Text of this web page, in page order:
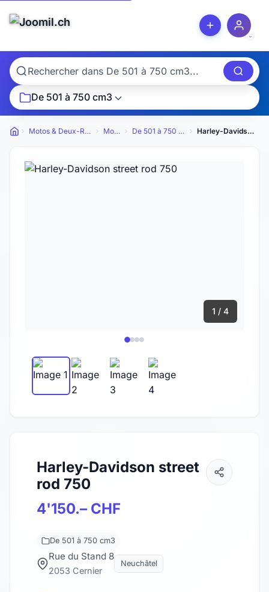
De 501 à 750 cm3
Petites annonces
Motos & Deux-Roues Motos De 501 à 750 cm3 Harley-Davidson street rod 750
1 / 4
Harley-Davidson street
rod 750
4'150.– CHF
De 501 à 750 cm3
Rue du Stand 8
2053 Cernier
Neuchâtel